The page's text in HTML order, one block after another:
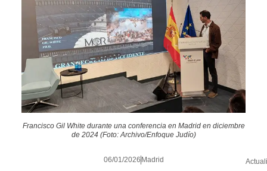
Francisco Gil White durante una conferencia en Madrid en diciembre
de 2024 (Foto: Archivo/Enfoque Judío)
06/01/2026 Madrid